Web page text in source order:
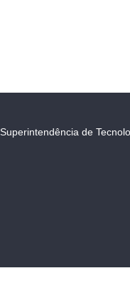
Superintendência de